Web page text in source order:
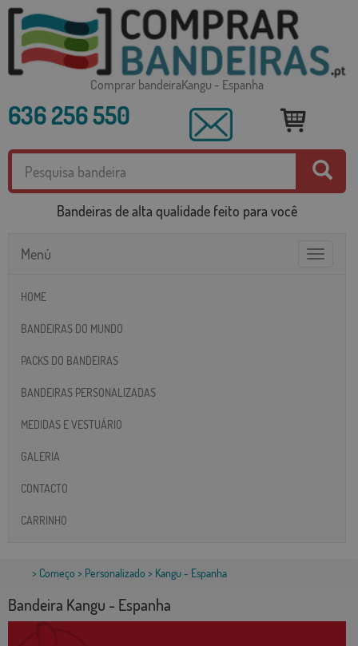
Comprar bandeiraKangu - Espanha
636 256 550
Bandeiras de alta qualidade feito para você
Toggle
Menú
HOME
BANDEIRAS DO MUNDO
PACKS DO BANDEIRAS
BANDEIRAS PERSONALIZADAS
MEDIDAS E VESTUÁRIO
GALERIA
CONTACTO
CARRINHO
> Começo > Personalizado > Kangu - Espanha
Bandeira Kangu - Espanha